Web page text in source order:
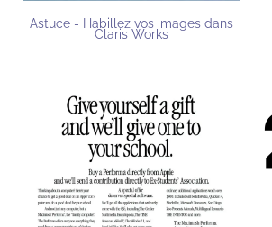
Astuce - Habillez vos images dans
Claris Works